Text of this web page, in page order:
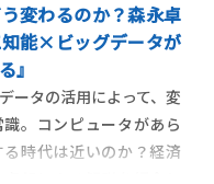
うか」と思うかも知れ
・ブック・レビュー こ
永卓郎【経済アナリス
ものではな […]
変わるのか？森永卓
能×ビッグデータが
』
ータの活用によって、変
。コンピュータがあら
時代は近いのか？経済